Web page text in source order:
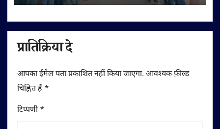
प्रातिक्रिया दे
आपका ईमेल पता प्रकाशित नहीं किया जाएगा. आवश्यक फ़ील्ड
चिह्नित हैं *
टिप्पणी*